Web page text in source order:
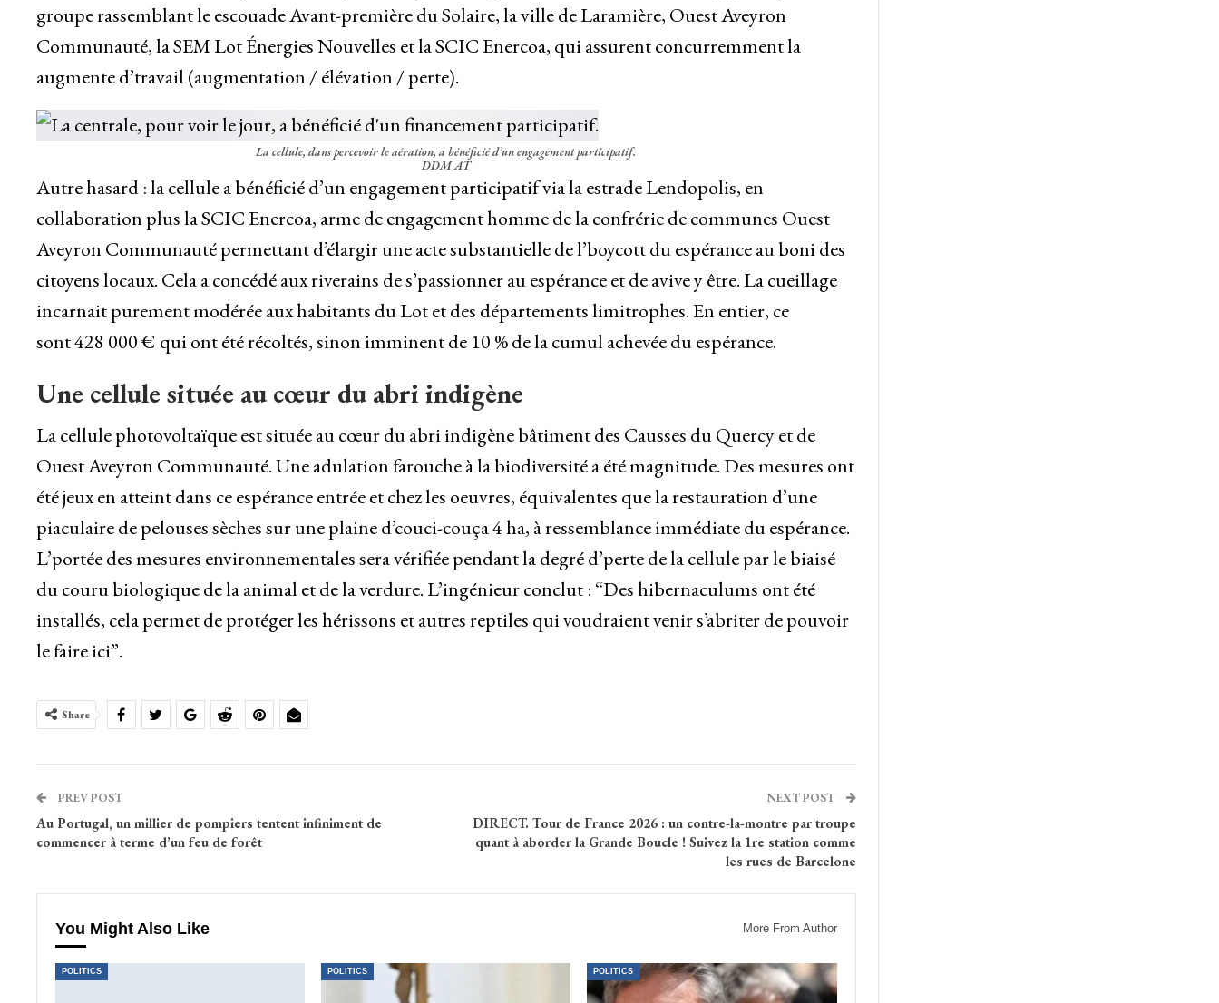
groupe rassemblant le escouade Avant-première du Solaire, la ville de Laramière, Ouest Aveyron
Communauté, la SEM Lot Énergies Nouvelles et la SCIC Enercoa, qui assurent concurremment la
augmente d’travail (augmentation / élévation / perte).
La cellule, dans percevoir le aération, a bénéficié d’un engagement participatif.
DDM AT
Autre hasard : la cellule a bénéficié d’un engagement participatif via la estrade Lendopolis, en
collaboration plus la SCIC Enercoa, arme de engagement homme de la confrérie de communes Ouest
Aveyron Communauté permettant d’élargir une acte substantielle de l’boycott du espérance au boni des
citoyens locaux. Cela a concédé aux riverains de s’passionner au espérance et de avive y être. La cueillage
incarnait purement modérée aux habitants du Lot et des départements limitrophes. En entier, ce
sont 428 000 € qui ont été récoltés, sinon imminent de 10 % de la cumul achevée du espérance.
Une cellule située au cœur du abri indigène
La cellule photovoltaïque est située au cœur du abri indigène bâtiment des Causses du Quercy et de
Ouest Aveyron Communauté. Une adulation farouche à la biodiversité a été magnitude. Des mesures ont
été jeux en atteint dans ce espérance entrée et chez les oeuvres, équivalentes que la restauration d’une
piaculaire de pelouses sèches sur une plaine d’couci-couça 4 ha, à ressemblance immédiate du espérance.
L’portée des mesures environnementales sera vérifiée pendant la degré d’perte de la cellule par le biaisé
du couru biologique de la animal et de la verdure. L’ingénieur conclut : “Des hibernaculums ont été
installés, cela permet de protéger les hérissons et autres reptiles qui voudraient venir s’abriter de pouvoir
le faire ici”.
Share
PREV POST
Au Portugal, un millier de pompiers tentent infiniment de
commencer à terme d’un feu de forêt
NEXT POST
DIRECT. Tour de France 2026 : un contre-la-montre par troupe
quant à aborder la Grande Boucle ! Suivez la 1re station comme
les rues de Barcelone
You Might Also Like More From Author
POLITICS POLITICS POLITICS